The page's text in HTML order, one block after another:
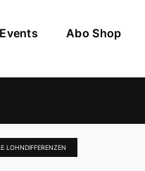
Events Abo Shop
LOHNDIFFERENZEN